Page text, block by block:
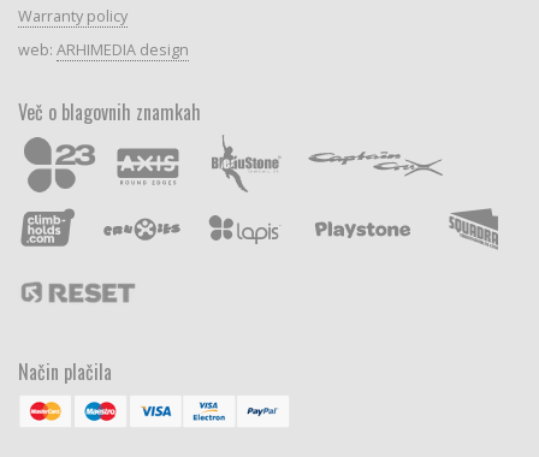
Warranty policy
web: ARHIMEDIA design
Več o blagovnih znamkah
Način plačila